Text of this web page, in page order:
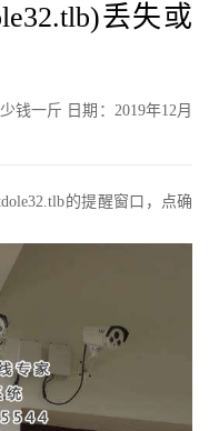
丢失或
钱一斤 日期：2019年12月
的提醒窗口，点确